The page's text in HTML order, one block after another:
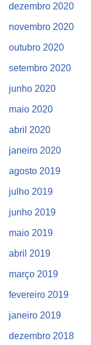
dezembro 2020
novembro 2020
outubro 2020
setembro 2020
junho 2020
maio 2020
abril 2020
janeiro 2020
agosto 2019
julho 2019
junho 2019
maio 2019
abril 2019
março 2019
fevereiro 2019
janeiro 2019
dezembro 2018